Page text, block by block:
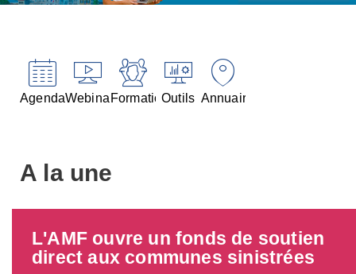
AgendaWebinairesFormationsOutils Annuaires
A la une
L'AMF ouvre un fonds de soutien
direct aux communes sinistrées